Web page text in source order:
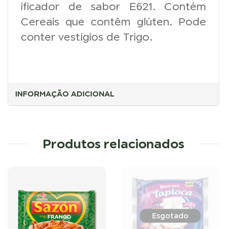
ificador de sabor E621. Contém
Cereais que contêm glúten. Pode
conter vestígios de Trigo.
INFORMAÇÃO ADICIONAL
Produtos relacionados
Esgotado